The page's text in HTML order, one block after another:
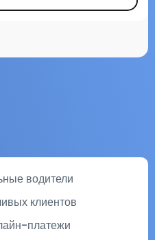
водители
клиентов
платежи